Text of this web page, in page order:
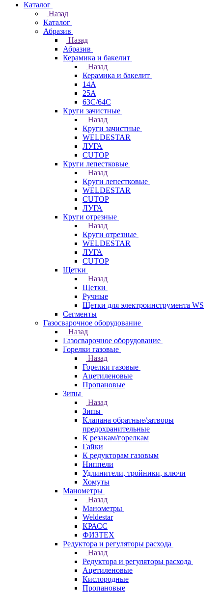
Каталог
Назад
Каталог
Абразив
Назад
Абразив
Керамика и бакелит
Назад
Керамика и бакелит
14А
25А
63С/64С
Круги зачистные
Назад
Круги зачистные
WELDESTAR
ЛУГА
CUTOP
Круги лепестковые
Назад
Круги лепестковые
WELDESTAR
CUTOP
ЛУГА
Круги отрезные
Назад
Круги отрезные
WELDESTAR
ЛУГА
CUTOP
Щетки
Назад
Щетки
Ручные
Щетки для электроинструмента WS
Сегменты
Газосварочное оборудование
Назад
Газосварочное оборудование
Горелки газовые
Назад
Горелки газовые
Ацетиленовые
Пропановые
Зипы
Назад
Зипы
Клапана обратные/затворы
предохранительные
К резакам/горелкам
Гайки
К редукторам газовым
Ниппели
Удлинители, тройники, ключи
Хомуты
Манометры
Назад
Манометры
Weldestar
КРАСС
ФИЗТЕХ
Редуктора и регуляторы расхода
Назад
Редуктора и регуляторы расхода
Ацетиленовые
Кислородные
Пропановые